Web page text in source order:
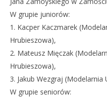
W grupie juniorów:
1. Kacper Kaczmarek
Hrubieszowa),
2. Mateusz Mięczak
Hrubieszowa),
3. Jakub Wezgraj (Modelarnia
W grupie seniorów: